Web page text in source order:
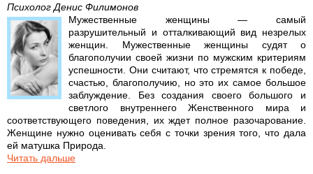
Психолог Денис Филимонов
Мужественные женщины — самый
разрушительный и отталкивающий вид незрелых
женщин. Мужественные женщины судят о
благополучии своей жизни по мужским критериям
успешности. Они считают, что стремятся к победе,
счастью, благополучию, но это их самое большое
заблуждение. Без создания своего большого и
светлого внутреннего Женственного мира и
соответствующего поведения, их ждет полное разочарование.
Женщине нужно оценивать себя с точки зрения того, что дала
ей матушка Природа.
Читать дальше